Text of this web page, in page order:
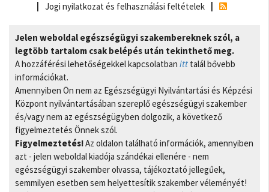
Jogi nyilatkozat és felhasználási feltételek
Jelen weboldal egészségügyi szakembereknek szól, a
legtöbb tartalom csak belépés után tekinthető meg.
A hozzáférési lehetőségekkel kapcsolatban itt talál bővebb
információkat.
Amennyiben Ön nem az Egészségügyi Nyilvántartási és Képzési
Központ nyilvántartásában szereplő egészségügyi szakember
és/vagy nem az egészségügyben dolgozik, a következő
figyelmeztetés Önnek szól.
Figyelmeztetés!Az oldalon található információk, amennyiben
azt - jelen weboldal kiadója szándékai ellenére - nem
egészségügyi szakember olvassa, tájékoztató jellegűek,
semmilyen esetben sem helyettesítik szakember véleményét!